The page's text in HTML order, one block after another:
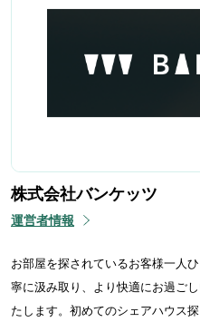
株式会社バンケッツ
運営者情報
お部屋を探されているお客様一人
寧に汲み取り、より快適にお過ご
たします。初めてのシェアハウス